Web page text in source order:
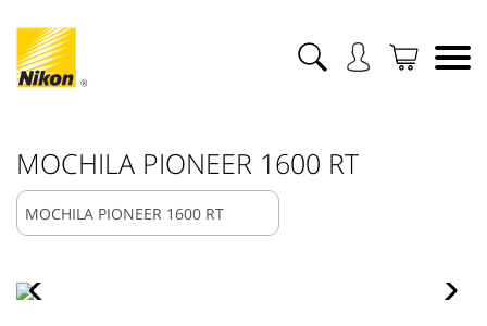
MOCHILA PIONEER 1600 RT